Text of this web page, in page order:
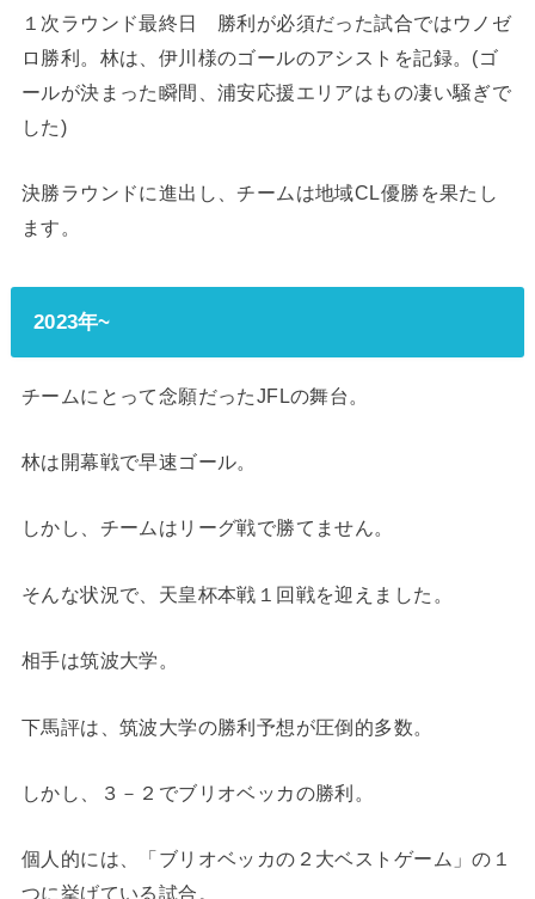
１次ラウンド最終日 勝利が必須だった試合ではウノゼ
ロ勝利。林は、伊川様のゴールのアシストを記録。(ゴ
ールが決まった瞬間、浦安応援エリアはもの凄い騒ぎで
した)
決勝ラウンドに進出し、チームは地域CL優勝を果たし
ます。
2023年~
チームにとって念願だったJFLの舞台。
林は開幕戦で早速ゴール。
しかし、チームはリーグ戦で勝てません。
そんな状況で、天皇杯本戦１回戦を迎えました。
相手は筑波大学。
下馬評は、筑波大学の勝利予想が圧倒的多数。
しかし、３－２でブリオベッカの勝利。
個人的には、「ブリオベッカの２大ベストゲーム」の１
つに挙げている試合。